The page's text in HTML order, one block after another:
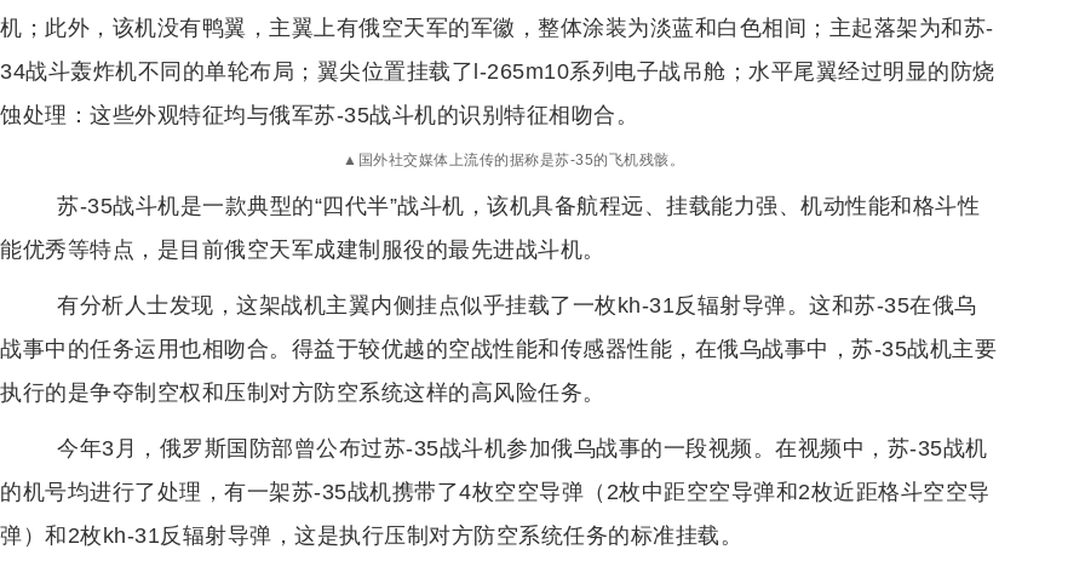
机；此外，该机没有鸭翼，主翼上有俄空天军的军徽，整体涂装为淡蓝和白色相间；主起落架为和苏-
34战斗轰炸机不同的单轮布局；翼尖位置挂载了l-265m10系列电子战吊舱；水平尾翼经过明显的防烧
蚀处理：这些外观特征均与俄军苏-35战斗机的识别特征相吻合。
▲国外社交媒体上流传的据称是苏-35的飞机残骸。
苏-35战斗机是一款典型的“四代半”战斗机，该机具备航程远、挂载能力强、机动性能和格斗性
能优秀等特点，是目前俄空天军成建制服役的最先进战斗机。
有分析人士发现，这架战机主翼内侧挂点似乎挂载了一枚kh-31反辐射导弹。这和苏-35在俄乌
战事中的任务运用也相吻合。得益于较优越的空战性能和传感器性能，在俄乌战事中，苏-35战机主要
执行的是争夺制空权和压制对方防空系统这样的高风险任务。
今年3月，俄罗斯国防部曾公布过苏-35战斗机参加俄乌战事的一段视频。在视频中，苏-35战机
的机号均进行了处理，有一架苏-35战机携带了4枚空空导弹（2枚中距空空导弹和2枚近距格斗空空导
弹）和2枚kh-31反辐射导弹，这是执行压制对方防空系统任务的标准挂载。